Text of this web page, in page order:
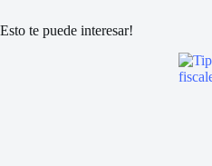
Esto te puede interesar!